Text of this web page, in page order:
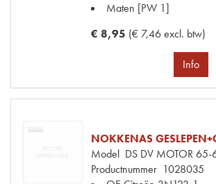
Maten [PW 1]
€ 8,95 (€ 7,46 excl. btw)
Info
NOKKENAS
Model DS DV MOTOR 65-
Productnummer 1028035